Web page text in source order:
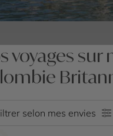
voyages sur
selon mes envies